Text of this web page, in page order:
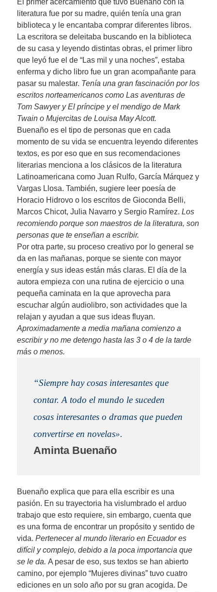
literatura fue por su madre, quién tenía una gran
biblioteca y le encantaba comprar diferentes libros.
La escritora se deleitaba buscando en la biblioteca
de su casa y leyendo distintas obras, el primer libro
que leyó fue el de “Las mil y una noches”, estaba
enferma y dicho libro fue un gran acompañante para
pasar su malestar. Tenía una gran fascinación por los
escritos norteamericanos como Las aventuras de
Tom Sawyer y El príncipe y el mendigo de Mark
Twain o Mujercitas de Louisa May Alcott.
Buenaño es el tipo de personas que en cada
momento de su vida se encuentra leyendo diferentes
textos, es por eso que en sus recomendaciones
literarias menciona a los clásicos de la literatura
Latinoamericana como Juan Rulfo, García Márquez y
Vargas Llosa. También, sugiere leer poesía de
Horacio Hidrovo o los escritos de Gioconda Belli,
Marcos Chicot, Julia Navarro y Sergio Ramírez. Los
recomiendo porque son maestros de la literatura, son
personas que te enseñan a escribir.
Por otra parte, su proceso creativo por lo general se
da en las mañanas, porque se siente con mayor
energía y sus ideas están más claras. El día de la
autora empieza con una rutina de ejercicio o una
pequeña caminata en la que aprovecha para
escuchar algún audiolibro, son actividades que la
relajan y ayudan a que sus ideas fluyan.
Aproximadamente a media mañana comienzo a
escribir y no me detengo hasta las 3 o 4 de la tarde
más o menos.
“Siempre hay cosas interesantes que
contar. A todo el mundo le suceden
cosas interesantes o dramas que pueden
convertirse en novelas».
Aminta Buenaño
Buenaño explica que para ella escribir es una
pasión. En su trayectoria ha vislumbrado el arduo
trabajo que esto requiere, sin embargo, cuenta que
es una forma de encontrar un propósito y sentido de
vida. Pertenecer al mundo literario en Ecuador es
difícil y complejo, debido a la poca importancia que
se le da. A pesar de eso, sus textos se han abierto
camino, por ejemplo “Mujeres divinas” tuvo cuatro
ediciones en un solo año por su gran acogida. De